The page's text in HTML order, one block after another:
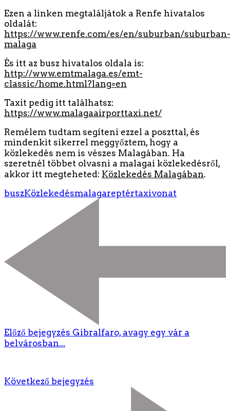
Ezen a linken megtaláljátok a Renfe hivatalos
oldalát:
https://www.renfe.com/es/en/suburban/suburban-
malaga
És itt az busz hivatalos oldala is:
http://www.emtmalaga.es/emt-
classic/home.html?lang=en
Taxit pedig itt találhatsz:
https://www.malagaairporttaxi.net/
Remélem tudtam segíteni ezzel a poszttal, és
mindenkit sikerrel meggyőztem, hogy a
közlekedés nem is vészes Malagában. Ha
szeretnél többet olvasni a malagai közlekedésről,
akkor itt megteheted: Közlekedés Malagában.
buszKözlekedésmalagareptértaxivonat
Előző bejegyzés Gibralfaro, avagy egy vár a
belvárosban...
Következő bejegyzés